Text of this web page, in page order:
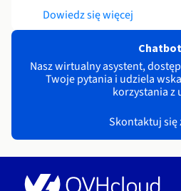
Dowiedz się więcej
Chatbot
Nasz wirtualny asystent,
Twoje pytania i udziela
korzystania z
Skontaktuj się